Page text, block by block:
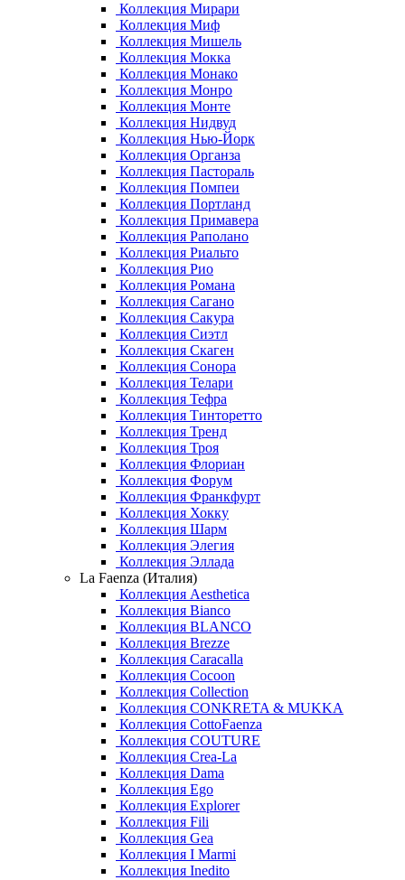
Коллекция Мирари
Коллекция Миф
Коллекция Мишель
Коллекция Мокка
Коллекция Монако
Коллекция Монро
Коллекция Монте
Коллекция Нидвуд
Коллекция Нью-Йорк
Коллекция Органза
Коллекция Пастораль
Коллекция Помпеи
Коллекция Портланд
Коллекция Примавера
Коллекция Раполано
Коллекция Риальто
Коллекция Рио
Коллекция Романа
Коллекция Сагано
Коллекция Сакура
Коллекция Сиэтл
Коллекция Скаген
Коллекция Сонора
Коллекция Телари
Коллекция Тефра
Коллекция Тинторетто
Коллекция Тренд
Коллекция Троя
Коллекция Флориан
Коллекция Форум
Коллекция Франкфурт
Коллекция Хокку
Коллекция Шарм
Коллекция Элегия
Коллекция Эллада
La Faenza (Италия)
Коллекция Aesthetica
Коллекция Bianco
Коллекция BLANCO
Коллекция Brezze
Коллекция Caracalla
Коллекция Cocoon
Коллекция Collection
Коллекция CONKRETA & MUKKA
Коллекция CottoFaenza
Коллекция COUTURE
Коллекция Crea-La
Коллекция Dama
Коллекция Ego
Коллекция Explorer
Коллекция Fili
Коллекция Gea
Коллекция I Marmi
Коллекция Inedito